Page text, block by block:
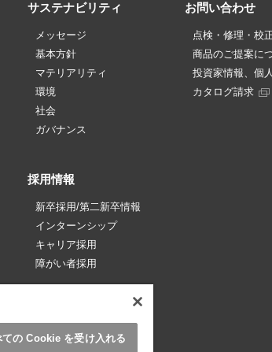
サステナビリティ
メッセージ
基本方針
マテリアリティ
環境
社会
ガバナンス
採用情報
新卒採用/第二新卒情報
インターンシップ
キャリア採用
障がい者採用
お問い合わせ
点検・修理・校
商品のご提案に
投資家情報、個
カタログ請求
ての Cookie を受け入れる